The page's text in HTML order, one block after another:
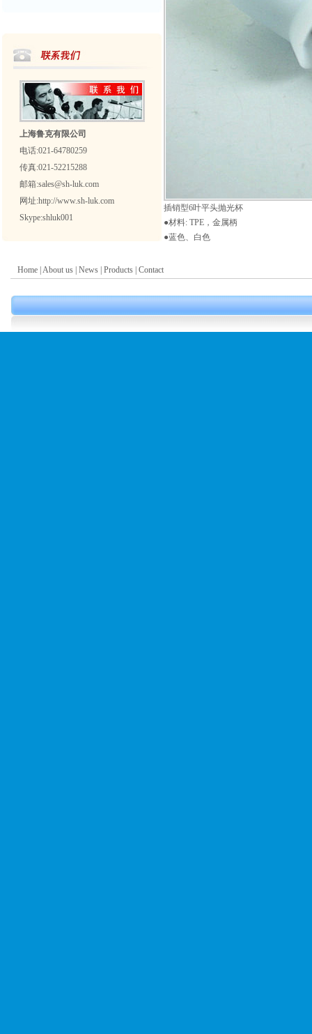
上海鲁克有限公司
电话:021-64780259
传真:021-52215288
邮箱:sales@sh-luk.com
网址:http://www.sh-luk.com
Skype:shluk001
插销型6叶平头抛光杯
●材料: TPE，金属柄
●蓝色、白色
Home About us News Products Contact